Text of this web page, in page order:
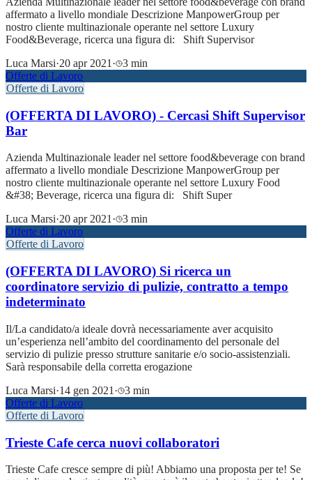
affermato a livello mondiale Descrizione ManpowerGroup per
nostro cliente multinazionale operante nel settore Luxury
Food&Beverage, ricerca una figura di: Shift Supervisor
Luca Marsi·20 apr 2021 ·
3 min
Offerte di Lavoro
Offerte di Lavoro
(OFFERTA DI LAVORO) - Cercasi Shift Supervisor
Bar
Azienda Multinazionale leader nel settore food&beverage con brand
affermato a livello mondiale Descrizione ManpowerGroup per
nostro cliente multinazionale operante nel settore Luxury Food
&#38; Beverage, ricerca una figura di: Shift Super
Luca Marsi·20 apr 2021 ·
3 min
Offerte di Lavoro
Offerte di Lavoro
(OFFERTA DI LAVORO) Si ricerca un
coordinatore servizio di pulizie, contratto a tempo
indeterminato
Il/La candidato/a ideale dovrà necessariamente aver acquisito
un’esperienza nell’ambito del coordinamento del personale del
servizio di pulizie presso strutture sanitarie e/o socio-assistenziali.
Sarà responsabile della corretta erogazione
Luca Marsi·14 gen 2021 ·
3 min
Offerte di Lavoro
Offerte di Lavoro
Trieste Cafe cerca nuovi collaboratori
Trieste Cafe cresce sempre di più! Abbiamo una proposta per te! Se